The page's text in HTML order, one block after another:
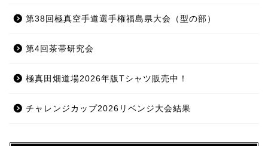
第38回極真空手道選手権福島県大会（型の部）
第4回茶帯研究会
極真田畑道場2026年版Tシャツ販売中！
チャレンジカップ2026リベンジ大会結果